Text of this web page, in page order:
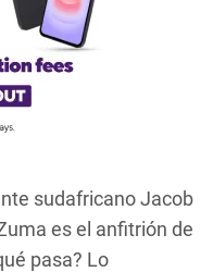
sudafricano Jacob
es el anfitrión de
pasa? Lo